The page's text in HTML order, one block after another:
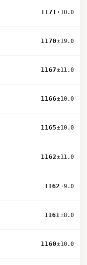
1171±10.0
1170±19.0
1167±11.0
1166±10.0
1165±10.0
1162±11.0
1162±9.0
1161±8.0
1160±10.0